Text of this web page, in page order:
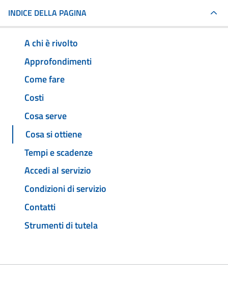
INDICE DELLA PAGINA
A chi è rivolto
Approfondimenti
Come fare
Costi
Cosa serve
Cosa si ottiene
Tempi e scadenze
Accedi al servizio
Condizioni di servizio
Contatti
Strumenti di tutela